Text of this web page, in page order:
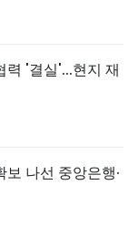
력 '결실'...현지 재
보 나선 중앙은행·